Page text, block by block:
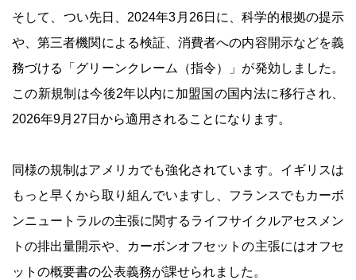
そして、つい先日、2024年3月26日に、科学的根拠の提示
や、第三者機関による検証、消費者への内容開示などを義
務づける「グリーンクレーム（指令）」が発効しました。
この新規制は今後2年以内に加盟国の国内法に移行され、
2026年9月27日から適用されることになります。
同様の規制はアメリカでも強化されています。イギリスは
もっと早くから取り組んでいますし、フランスでもカーボ
ンニュートラルの主張に関するライフサイクルアセスメン
トの排出量開示や、カーボンオフセットの主張にはオフセ
ットの概要書の公表義務が課せられました。